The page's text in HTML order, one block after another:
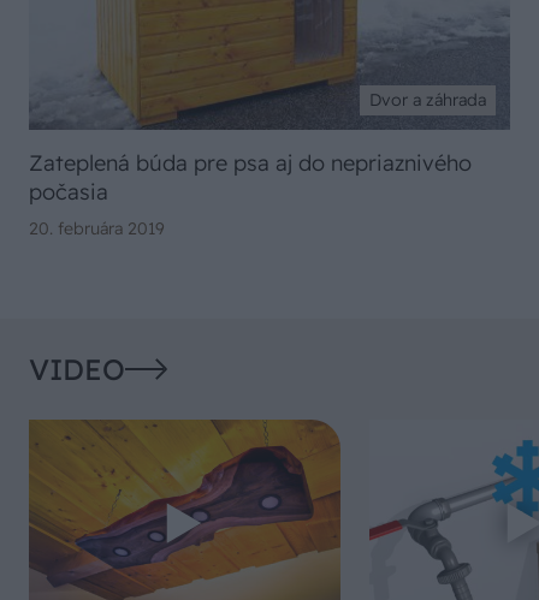
Dvor a záhrada
Zateplená búda pre psa aj do nepriaznivého
počasia
20. februára 2019
VIDEO